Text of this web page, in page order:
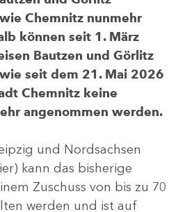
Chemnitz nunmehr
können seit 1. März
Bautzen und Görlitz
seit dem 21. Mai 2026
Chemnitz keine
angenommen werden.
und Nordsachsen
kann das bisherige
Zuschuss von bis zu 70
werden und ist auf